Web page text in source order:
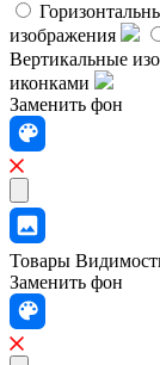
изображения
Вертикальные
иконками
Заменить фон
Товары
Заменить фон